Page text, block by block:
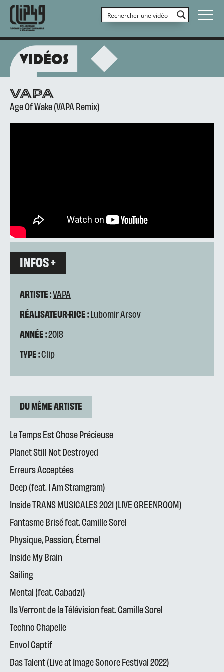
VIDÉOS
VAPA
Age Of Wake (VAPA Remix)
INFOS +
ARTISTE :VAPA
RÉALISATEUR·RICE :Lubomir Arsov
ANNÉE :2018
TYPE :Clip
DU MÊME ARTISTE
Le Temps Est Chose Précieuse
Planet Still Not Destroyed
Erreurs Acceptées
Deep (feat. I Am Stramgram)
Inside TRANS MUSICALES 2021 (LIVE GREENROOM)
Fantasme Brisé feat. Camille Sorel
Physique, Passion, Éternel
Inside My Brain
Sailing
Mental (feat. Cabadzi)
Ils Verront de la Télévision feat. Camille Sorel
Techno Chapelle
Envol Captif
Das Talent (Live at Image Sonore Festival 2022)